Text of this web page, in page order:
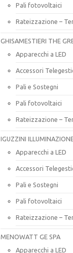
Pali fotovoltaici
Rateizzazione –
GHISAMESTIERI THE
Apparecchi a LED
Accessori
Pali e Sostegni
Pali fotovoltaici
Rateizzazione –
IGUZZINI
Apparecchi a LED
Accessori
Pali e Sostegni
Pali fotovoltaici
Rateizzazione –
MENOWATT GE SPA
Apparecchi a LED